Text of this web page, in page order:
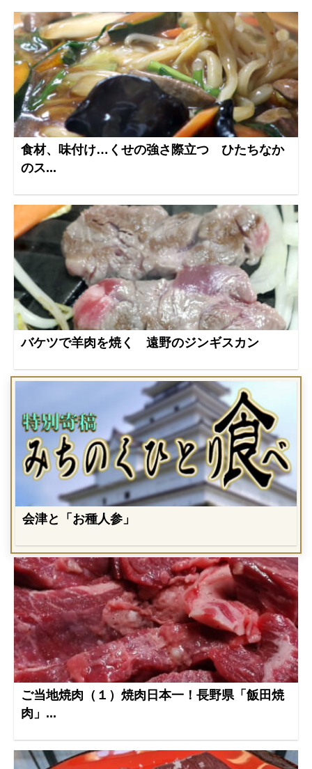
食材、味付け…くせの強さ際立つ ひたちなか
のス...
バケツで羊肉を焼く 遠野のジンギスカン
会津と「お種人参」
ご当地焼肉（１）焼肉日本一！長野県「飯田焼
肉」...